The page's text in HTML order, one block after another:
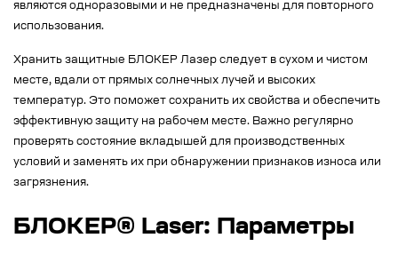
являются одноразовыми и не предназначены для повторного
использования.
Хранить защитные БЛОКЕР Лазер следует в сухом и чистом
месте, вдали от прямых солнечных лучей и высоких
температур. Это поможет сохранить их свойства и обеспечить
эффективную защиту на рабочем месте. Важно регулярно
проверять состояние вкладышей для производственных
условий и заменять их при обнаружении признаков износа или
загрязнения.
БЛОКЕР® Laser: Параметры